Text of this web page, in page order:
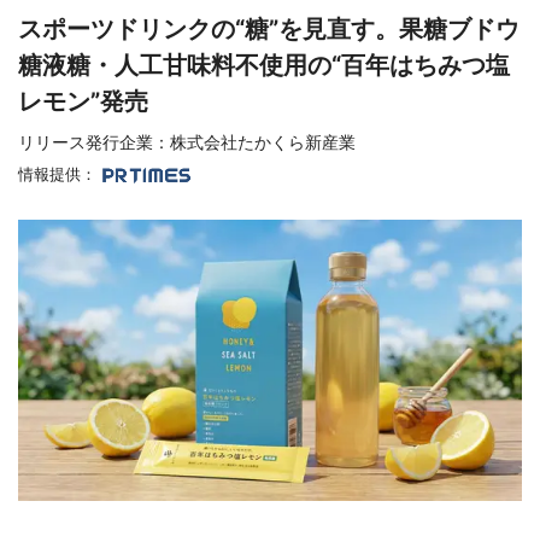
スポーツドリンクの“糖”を見直す。果糖ブドウ
糖液糖・人工甘味料不使用の“百年はちみつ塩
レモン”発売
リリース発行企業：株式会社たかくら新産業
情報提供：